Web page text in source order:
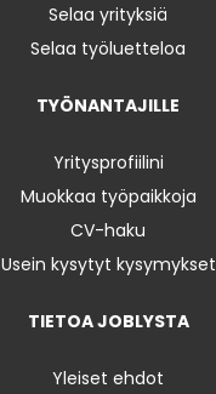
Selaa yrityksiä
Selaa työluetteloa
TYÖNANTAJILLE
Yritysprofiilini
Muokkaa työpaikkoja
CV-haku
Usein kysytyt kysymykset
TIETOA JOBLYSTA
Yleiset ehdot